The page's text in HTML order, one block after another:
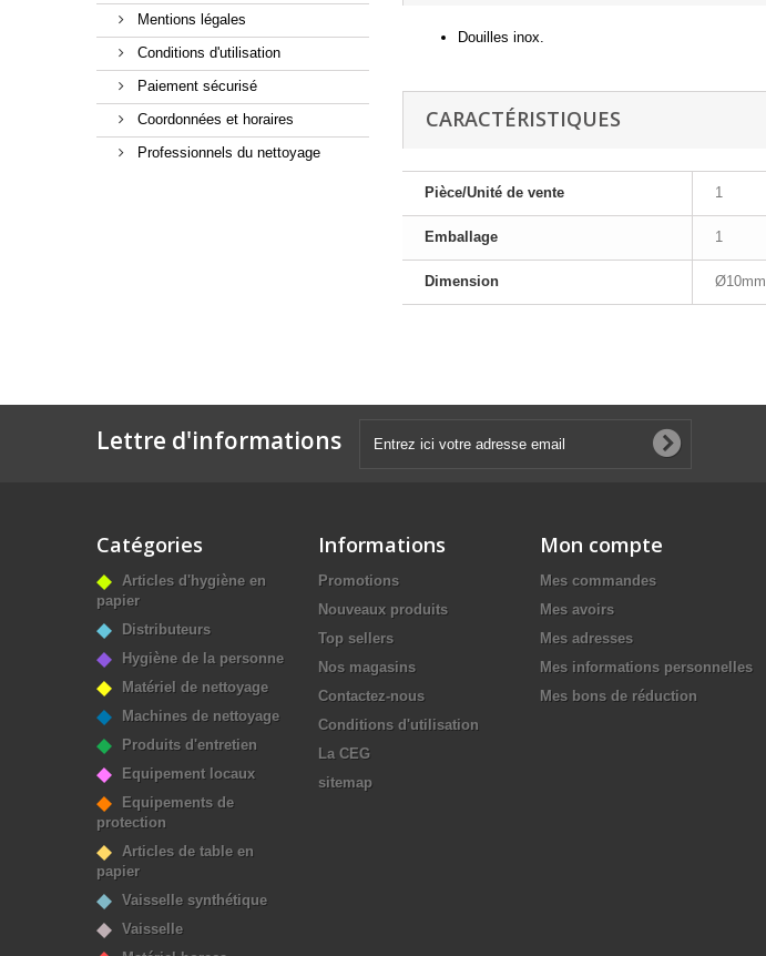
Mentions légales
Conditions d'utilisation
Paiement sécurisé
Coordonnées et horaires
Professionnels du nettoyage
Douilles inox.
CARACTÉRISTIQUES
Pièce/Unité de vente 1
Emballage 1
Dimension Ø10mm
Lettre d'informations
Catégories
Articles d'hygiène en
papier
Distributeurs
Hygiène de la personne
Matériel de nettoyage
Machines de nettoyage
Produits d'entretien
Equipement locaux
Equipements de
protection
Articles de table en
papier
Vaisselle synthétique
Vaisselle
Informations
Promotions
Nouveaux produits
Top sellers
Nos magasins
Contactez-nous
Conditions d'utilisation
La CEG
sitemap
Mon compte
Mes commandes
Mes avoirs
Mes adresses
Mes informations personnelles
Mes bons de réduction